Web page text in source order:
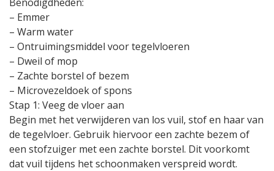
– Emmer
– Warm water
– Ontruimingsmiddel voor tegelvloeren
– Dweil of mop
– Zachte borstel of bezem
– Microvezeldoek of spons
Stap 1: Veeg de vloer aan
Begin met het verwijderen van los vuil, stof en haar van
de tegelvloer. Gebruik hiervoor een zachte bezem of
een stofzuiger met een zachte borstel. Dit voorkomt
dat vuil tijdens het schoonmaken verspreid wordt.